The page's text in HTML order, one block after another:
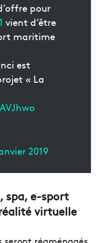
pour
vient d’être
maritime
est
« La
2019
spa, e-sport
virtuelle